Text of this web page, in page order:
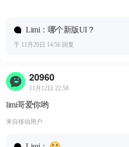
Limi：哪个新版UI？
于 11月20日 14:56 回复
20960
11月12日 22:58
limi哥爱你哟
来自移动用户